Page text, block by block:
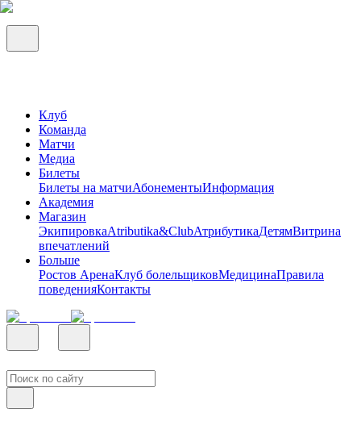
Клуб
Команда
Матчи
Медиа
Билеты
Билеты на матчиАбонементыИнформация
Академия
Магазин
ЭкипировкаAtributika&ClubАтрибутикаДетямВитрина
впечатлений
Больше
Ростов АренаКлуб болельщиковМедицинаПравила
поведенияКонтакты